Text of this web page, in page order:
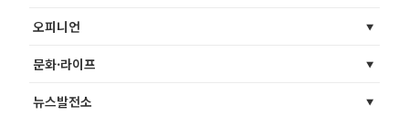
오피니언
문화·라이프
뉴스발전소